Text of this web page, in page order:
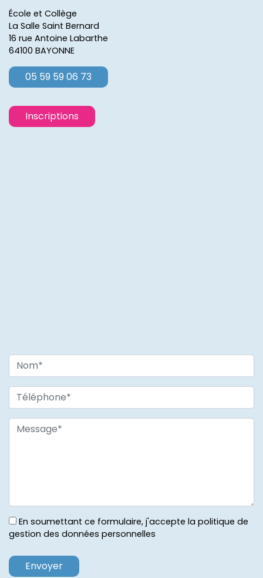
École et Collège
La Salle Saint Bernard
16 rue Antoine Labarthe
64100 BAYONNE
05 59 59 06 73
Inscriptions
En soumettant ce formulaire, j'accepte la politique de
gestion des données personnelles